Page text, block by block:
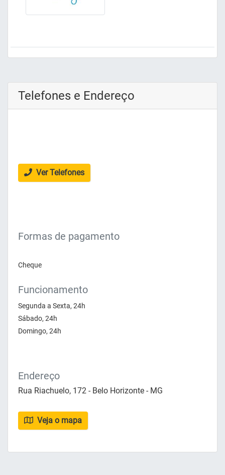
Telefones e Endereço
Ver Telefones
Formas de pagamento
Cheque
Funcionamento
Segunda a Sexta, 24h
Sábado, 24h
Domingo, 24h
Endereço
Rua Riachuelo, 172 - Belo Horizonte - MG
Veja o mapa